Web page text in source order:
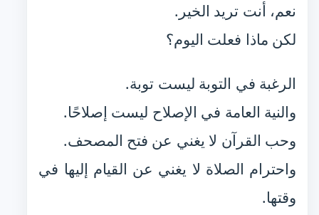
نعم، أنت تريد الخير.
لكن ماذا فعلت اليوم؟
الرغبة في التوبة ليست توبة.
والنية العامة في الإصلاح ليست إصلاحًا.
وحب القرآن لا يغني عن فتح المصحف.
واحترام الصلاة لا يغني عن القيام إليها في
وقتها.